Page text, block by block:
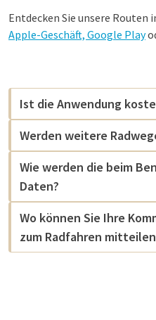
Entdecken Sie unsere Routen
Apple-Geschäft, Google Play
Ist die Anwendung
Werden weitere
Wie werden die beim
Daten?
Wo können Sie Ihre
zum Radfahren